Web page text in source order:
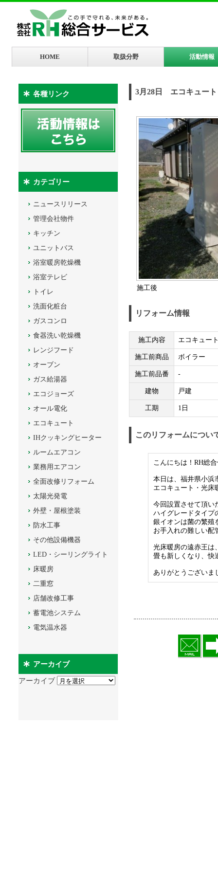
HOME 取扱分野 活動情報
3月28日 エコキュー
施工後
リフォーム情報
施工内容 エコキュー
施工前商品 ボイラー
施工前品番 -
建物 戸建
工期 1日
このリフォームについ
こんにちは！RH総
本日は、福井県小浜
エコキュート・光床
今回設置させて頂い
ハイグレードタイプ
銀イオンは菌の繁殖
お手入れの難しい配
光床暖房の遠赤王は
畳も新しくなり、快
ありがとうございま
各種リンク
カテゴリー
ニュースリリース
管理会社物件
キッチン
ユニットバス
浴室暖房乾燥機
浴室テレビ
トイレ
洗面化粧台
ガスコンロ
食器洗い乾燥機
レンジフード
オーブン
ガス給湯器
エコジョーズ
オール電化
エコキュート
IHクッキングヒーター
ルームエアコン
業務用エアコン
全面改修リフォーム
太陽光発電
外壁・屋根塗装
防水工事
その他設備機器
LED・シーリングライト
床暖房
二重窓
店舗改修工事
蓄電池システム
電気温水器
アーカイブ
アーカイブ